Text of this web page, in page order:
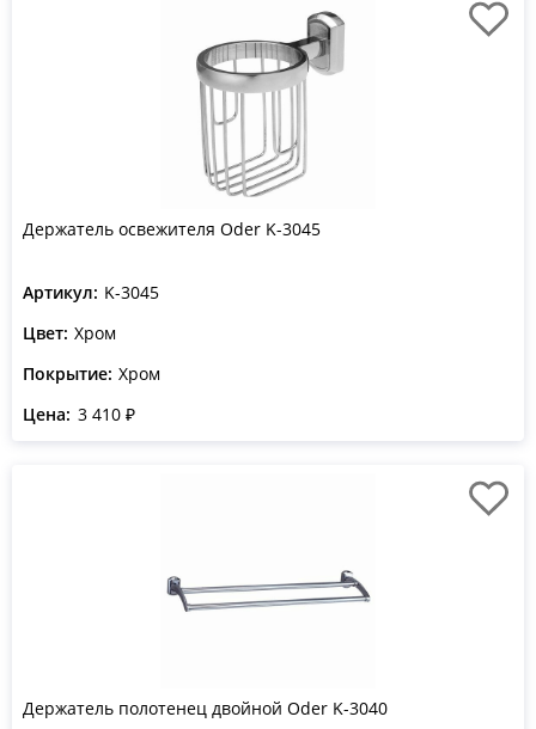
Держатель освежителя Oder K-3045
Артикул: K-3045
Цвет: Хром
Покрытие: Хром
Цена: 3 410 ₽
Держатель полотенец двойной Oder K-3040